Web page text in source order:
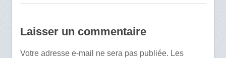
Laisser un commentaire
Votre adresse e-mail ne sera pas publiée. Les